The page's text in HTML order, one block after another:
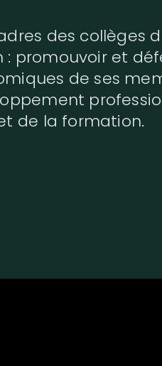
des collèges
: promouvoir et
de ses
de la formation.